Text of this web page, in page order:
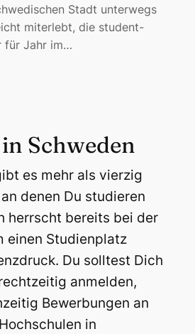
Stadt unterwegs
miterlebt, die student-
für Jahr im…
Schweden
es mehr als vierzig
denen Du studieren
herrscht bereits bei der
einen Studienplatz
Du solltest Dich
anmelden,
Bewerbungen an
in